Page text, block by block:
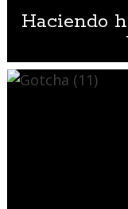
Haciendo